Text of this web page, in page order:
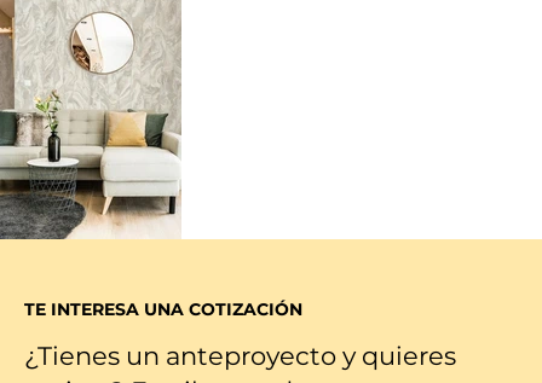
¿Tienes un anteproyecto y quieres
TE INTERESA UNA COTIZACIÓN